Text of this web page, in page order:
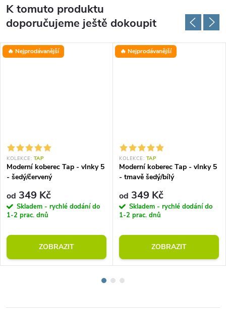
K tomuto produktu
doporučujeme ještě dokoupit
🔥 Nejprodávanější
KOLEKCE: TAP
Moderní koberec Tap - vlnky 5
- šedý/červený
od 349 Kč
Skladem - rychlé dodání do
1-2 prac. dnů
ZOBRAZIT
🔥 Nejprodávanější
KOLEKCE: TAP
Moderní koberec Tap - vlnky 5
- tmavě šedý/bílý
od 349 Kč
Skladem - rychlé dodání do
1-2 prac. dnů
ZOBRAZIT